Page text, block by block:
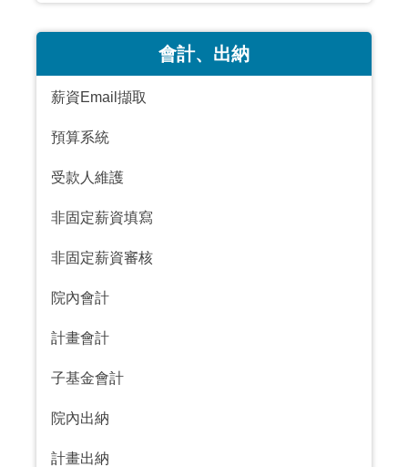
會計、出納
薪資Email擷取
預算系統
受款人維護
非固定薪資填寫
非固定薪資審核
院內會計
計畫會計
子基金會計
院內出納
計畫出納